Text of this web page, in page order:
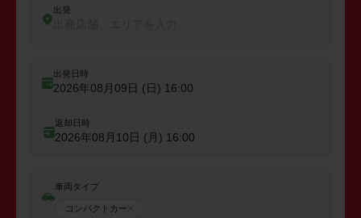
出発
出発日時
2026年08月09日 (日) 16:00
返却日時
2026年08月10日 (月) 16:00
車両タイプ
コンパクトカー